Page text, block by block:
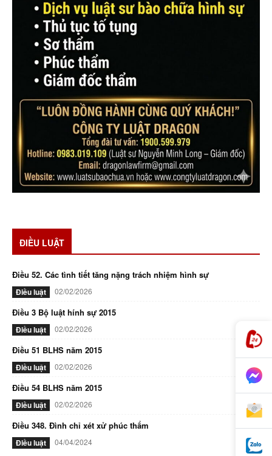
ĐIỀU LUẬT
Điều 52. Các tình tiết tăng nặng trách nhiệm hình sự
Điều luật 02/02/2026
Điều 3 Bộ luật hính sự 2015
Điều luật 02/02/2026
Điều 51 BLHS năm 2015
Điều luật 02/02/2026
Điều 54 BLHS năm 2015
Điều luật 02/02/2026
Điều 348. Đình chỉ xét xử phúc thẩm
Điều luật 04/04/2024